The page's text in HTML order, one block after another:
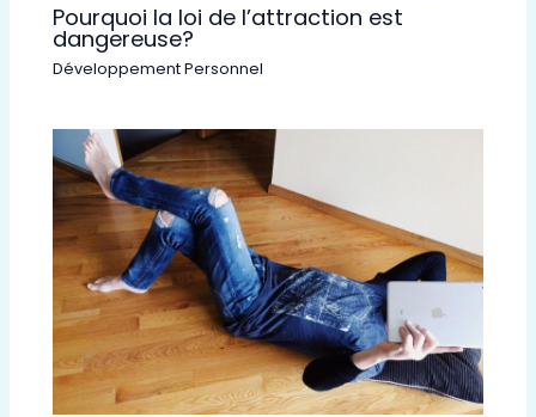
Pourquoi la loi de l’attraction est
dangereuse?
Développement Personnel